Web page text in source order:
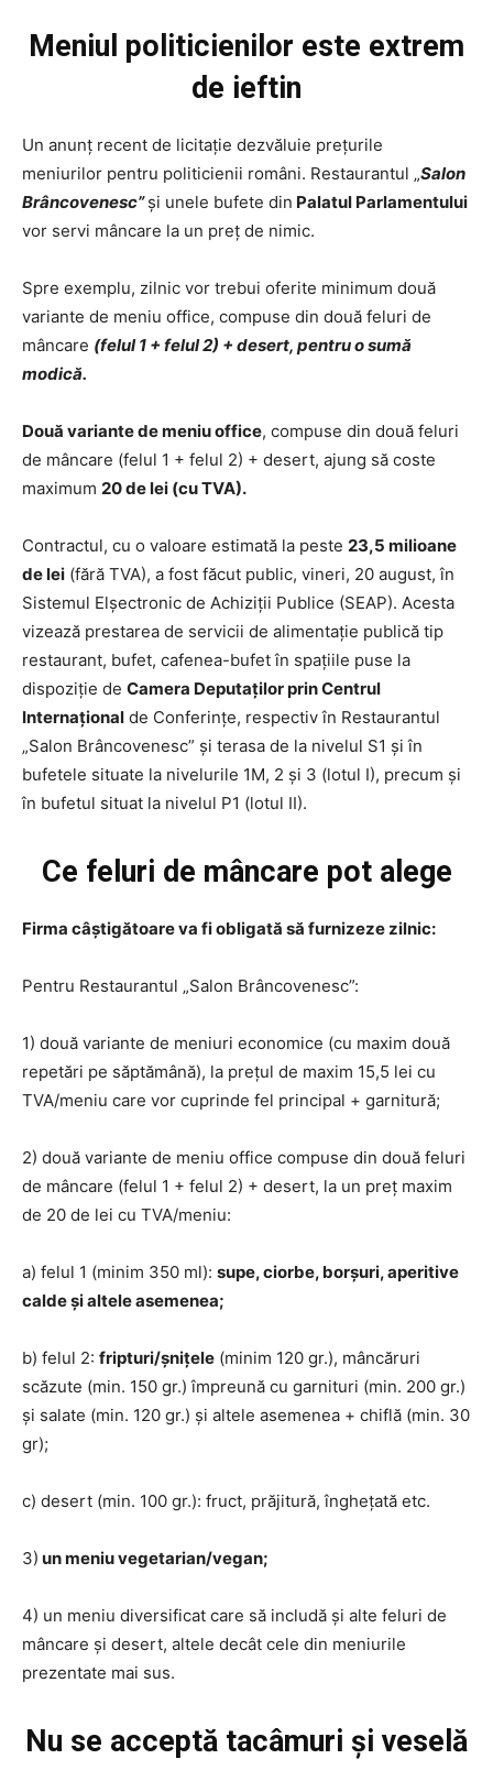
INFO IAȘI
Meniul politicienilor este extrem
de ieftin
Un anunț recent de licitație dezvăluie prețurile
meniurilor pentru politicienii români. Restaurantul „Salon
Brâncovenesc” și unele bufete din Palatul Parlamentului
vor servi mâncare la un preț de nimic.
Spre exemplu, zilnic vor trebui oferite minimum două
variante de meniu office, compuse din două feluri de
mâncare (felul 1 + felul 2) + desert, pentru o sumă
modică.
Două variante de meniu office, compuse din două feluri
de mâncare (felul 1 + felul 2) + desert, ajung să coste
maximum 20 de lei (cu TVA).
Contractul, cu o valoare estimată la peste 23,5 milioane
de lei (fără TVA), a fost făcut public, vineri, 20 august, în
Sistemul Elșectronic de Achiziții Publice (SEAP). Acesta
vizează prestarea de servicii de alimentație publică tip
restaurant, bufet, cafenea-bufet în spațiile puse la
dispoziție de Camera Deputaților prin Centrul
Internațional de Conferințe, respectiv în Restaurantul
„Salon Brâncovenesc” și terasa de la nivelul S1 și în
bufetele situate la nivelurile 1M, 2 și 3 (lotul I), precum și
în bufetul situat la nivelul P1 (lotul II).
Ce feluri de mâncare pot alege
Firma câștigătoare va fi obligată să furnizeze zilnic:
Pentru Restaurantul „Salon Brâncovenesc”:
1) două variante de meniuri economice (cu maxim două
repetări pe săptămână), la prețul de maxim 15,5 lei cu
TVA/meniu care vor cuprinde fel principal + garnitură;
2) două variante de meniu office compuse din două feluri
de mâncare (felul 1 + felul 2) + desert, la un preț maxim
de 20 de lei cu TVA/meniu:
a) felul 1 (minim 350 ml): supe, ciorbe, borșuri, aperitive
calde și altele asemenea;
b) felul 2: fripturi/șnițele (minim 120 gr.), mâncăruri
scăzute (min. 150 gr.) împreună cu garnituri (min. 200 gr.)
și salate (min. 120 gr.) și altele asemenea + chiflă (min. 30
gr);
c) desert (min. 100 gr.): fruct, prăjitură, înghețată etc.
3) un meniu vegetarian/vegan;
4) un meniu diversificat care să includă și alte feluri de
mâncare și desert, altele decât cele din meniurile
prezentate mai sus.
Nu se acceptă tacâmuri și veselă